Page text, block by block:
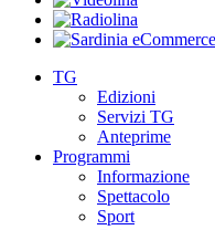
TG
Edizioni
Servizi TG
Anteprime
Programmi
Informazione
Spettacolo
Sport